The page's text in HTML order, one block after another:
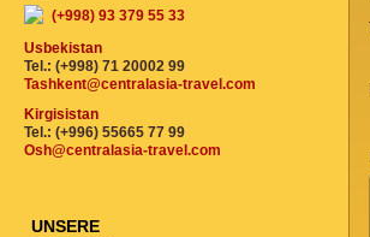
(+998) 93 379 55 33
Usbekistan
Tel.: (+998) 71 20002 99
Tashkent@centralasia-travel.com
Kirgisistan
Tel.: (+996) 55665 77 99
Osh@centralasia-travel.com
UNSERE